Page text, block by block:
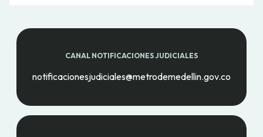
CANAL NOTIFICACIONES JUDICIALES
notificacionesjudiciales@metrodemedellin.gov.co